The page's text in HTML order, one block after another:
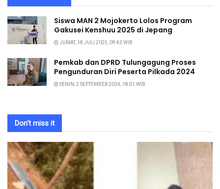
Siswa MAN 2 Mojokerto Lolos Program
Gakusei Kenshuu 2025 di Jepang
JUMAT, 18 JULI 2025, 09:43 WIB
Pemkab dan DPRD Tulungagung Proses
Pengunduran Diri Peserta Pilkada 2024
SENIN, 2 SEPTEMBER 2024, 18:01 WIB
Don't miss it